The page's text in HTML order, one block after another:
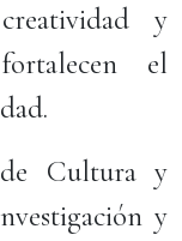
y
el
Cultura y
y